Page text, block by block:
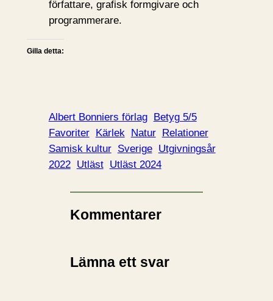
författare, grafisk formgivare och
programmerare.
Gilla detta:
Albert Bonniers förlag
Betyg 5/5
Favoriter
Kärlek Natur
Relationer
Samisk kultur Sverige Utgivningsår
2022 Utläst Utläst 2024
Kommentarer
Lämna ett svar